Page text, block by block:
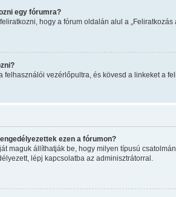
egy fórumra?
hogy a fórum oldalán alul a „Feliratkozás
felhasználói vezérlőpultra, és kövesd a linkeket a
ezen a fórumon?
maguk állíthatják be, hogy milyen típusú
lépj kapcsolatba az adminisztrátorral.